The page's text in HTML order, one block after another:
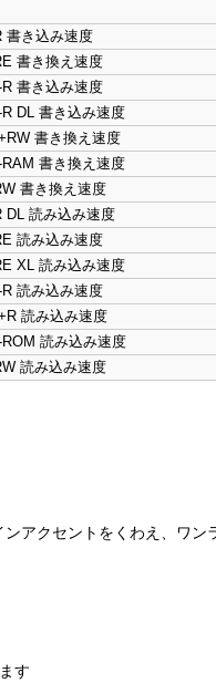
書き込み速度
書き換え速度
R 書き込み速度
R DL 書き込み速度
書き換え速度
RAM 書き換え速度
書き換え速度
DL 読み込み速度
読み込み速度
XL 読み込み速度
R 読み込み速度
読み込み速度
ROM 読み込み速度
読み込み速度
アクセントをくわえ、ワン
す